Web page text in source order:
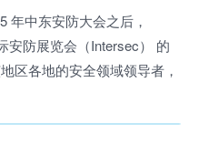
年中东安防大会之后，
安防展览会（Intersec） 的
区各地的安全领域领导者，